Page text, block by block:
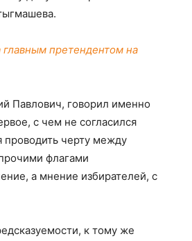
претендентом на
Павлович, говорил именно
с чем не согласился
проводить черту между
флагами
а мнение избирателей, с
к тому же